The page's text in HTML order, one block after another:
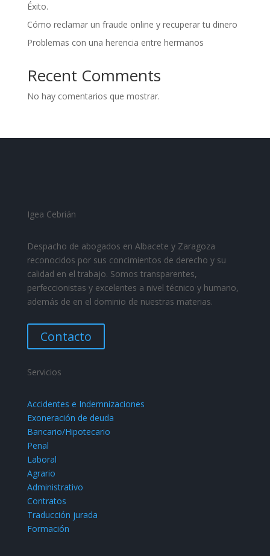
Éxito.
Cómo reclamar un fraude online y recuperar tu dinero
Problemas con una herencia entre hermanos
Recent Comments
No hay comentarios que mostrar.
Igea Cebrián
Despacho de abogados en Albacete y Zaragoza
reconocidos por sus concimientos de derecho y su
calidad en el trabajo. Somos transparentes,
perfeccionistas y excelentes a nivel técnico y humano,
además de en el dominio de nuestras materias.
Contacto
Servicios
Accidentes e Indemnizaciones
Exoneración de deuda
Bancario/Hipotecario
Penal
Laboral
Agrario
Administrativo
Contratos
Traducción jurada
Formación